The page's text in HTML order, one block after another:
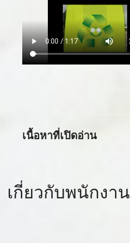
เนื้อหาที่เปิดอ่าน
เกี่ยวกับพนักงาน